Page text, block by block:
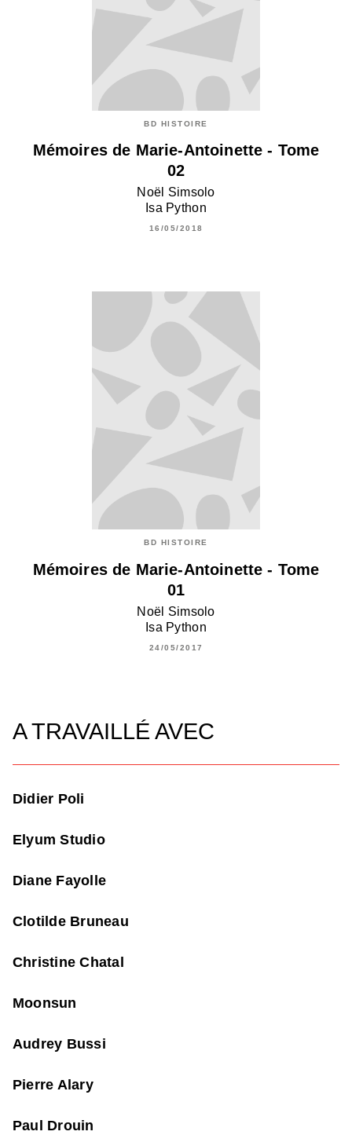
BD HISTOIRE
Mémoires de Marie-Antoinette - Tome
02
Noël Simsolo
Isa Python
16/05/2018
BD HISTOIRE
Mémoires de Marie-Antoinette - Tome
01
Noël Simsolo
Isa Python
24/05/2017
A TRAVAILLÉ AVEC
Didier Poli
Elyum Studio
Diane Fayolle
Clotilde Bruneau
Christine Chatal
Moonsun
Audrey Bussi
Pierre Alary
Paul Drouin